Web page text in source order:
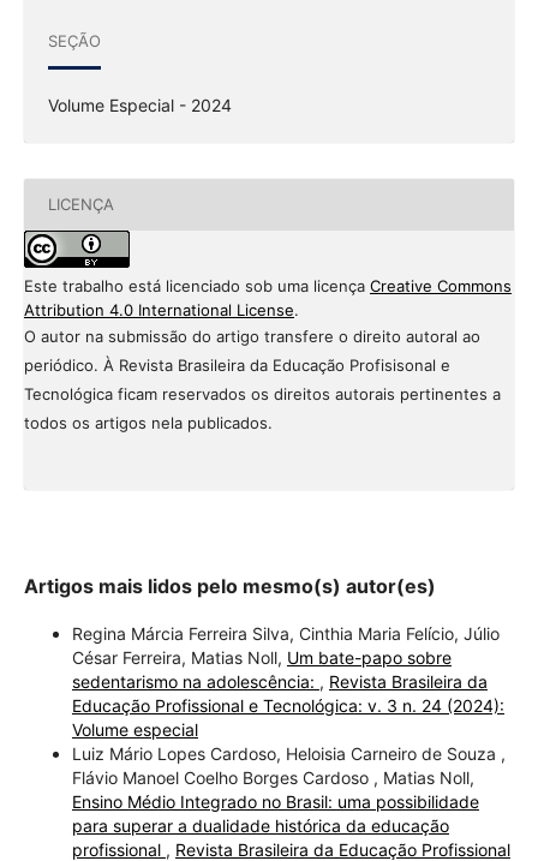
SEÇÃO
Volume Especial - 2024
LICENÇA
Este trabalho está licenciado sob uma licença Creative Commons
Attribution 4.0 International License.
O autor na submissão do artigo transfere o direito autoral ao
periódico. À Revista Brasileira da Educação Profisisonal e
Tecnológica ficam reservados os direitos autorais pertinentes a
todos os artigos nela publicados.
Artigos mais lidos pelo mesmo(s) autor(es)
Regina Márcia Ferreira Silva, Cinthia Maria Felício, Júlio
César Ferreira, Matias Noll, Um bate-papo sobre
sedentarismo na adolescência: , Revista Brasileira da
Educação Profissional e Tecnológica: v. 3 n. 24 (2024):
Volume especial
Luiz Mário Lopes Cardoso, Heloisia Carneiro de Souza ,
Flávio Manoel Coelho Borges Cardoso , Matias Noll,
Ensino Médio Integrado no Brasil: uma possibilidade
para superar a dualidade histórica da educação
profissional , Revista Brasileira da Educação Profissional